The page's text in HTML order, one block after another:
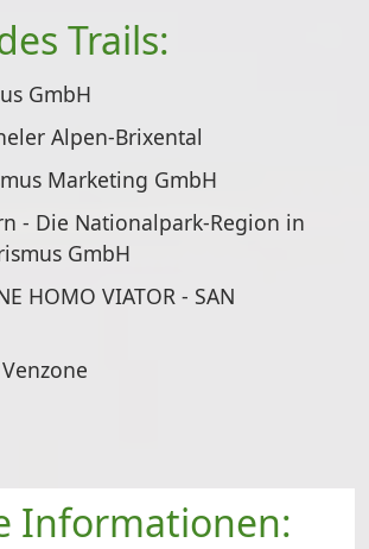
Trails:
GmbH
Alpen-Brixental
Marketing GmbH
- Die Nationalpark-Region in
GmbH
HOMO VIATOR - SAN
Informationen: